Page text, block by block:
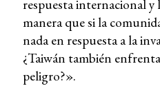
respuesta internacional y
manera que si la
nada en respuesta a la
¿Taiwán también
peligro?».